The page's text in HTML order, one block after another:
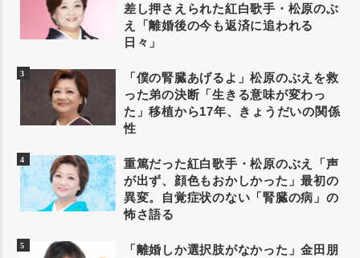
差し押さえられた紅白歌手・松原のぶ
え「離婚後の今も返済に追われる
日々」
「僕の腎臓あげるよ」松原のぶえを救
った弟の決断「生きる意味が変わっ
た」移植から17年、きょうだいの関係
性
重篤だった紅白歌手・松原のぶえ「声
が出ず、顔色もおかしかった」最初の
異変。自覚症状のない「腎臓の病」の
怖さ語る
「離婚しか選択肢がなかった」金田朋